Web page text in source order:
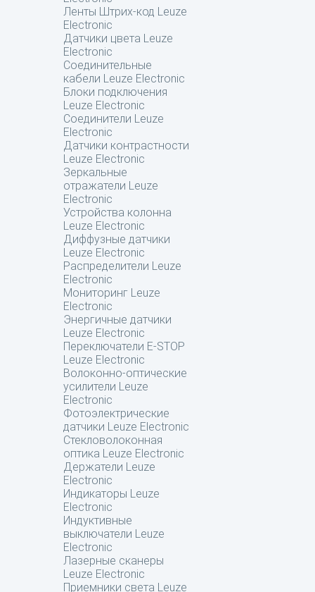
Ленты Штрих-код Leuze
Electronic
Датчики цвета Leuze
Electronic
Соединительные
кабели Leuze Electronic
Блоки подключения
Leuze Electronic
Соединители Leuze
Electronic
Датчики контрастности
Leuze Electronic
Зеркальные
отражатели Leuze
Electronic
Устройства колонна
Leuze Electronic
Диффузные датчики
Leuze Electronic
Распределители Leuze
Electronic
Мониторинг Leuze
Electronic
Энергичные датчики
Leuze Electronic
Переключатели E-STOP
Leuze Electronic
Волоконно-оптические
усилители Leuze
Electronic
Фотоэлектрические
датчики Leuze Electronic
Стекловолоконная
оптика Leuze Electronic
Держатели Leuze
Electronic
Индикаторы Leuze
Electronic
Индуктивные
выключатели Leuze
Electronic
Лазерные сканеры
Leuze Electronic
Приемники света Leuze